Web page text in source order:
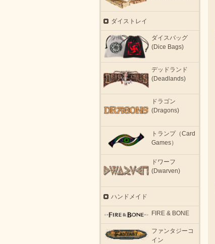
ダイストレイ
ダイスバッグ
(Dice Bags)
デッドランド
(Deadlands)
ドラゴン
(Dragons)
トランプ（Card
Games）
ドワーフ
(Dwarven)
ハンドメイド
FIRE & BONE
ファンタジーコ
イン